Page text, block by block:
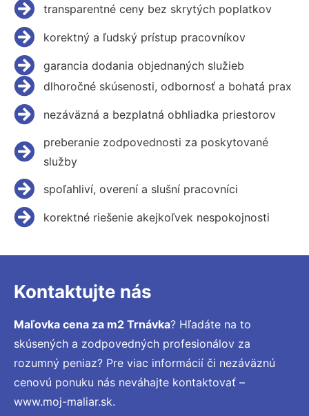
transparentné ceny bez skrytých poplatkov
korektný a ľudský prístup pracovníkov
garancia dodania objednaných služieb
dlhoročné skúsenosti, odbornosť a bohatá prax
nezáväzná a bezplatná obhliadka priestorov
preberanie zodpovednosti za poskytované
služby
spoľahliví, overení a slušní pracovníci
korektné riešenie akejkoľvek nespokojnosti
Kontaktujte nás
Maľovka cena za m2 Trnávka? Hľadáte na to
skúsených a zodpovedných profesionálov za
rozumný peniaz? Pre viac informácií či nezáväznú
cenovú ponuku nás neváhajte kontaktovať –
www.moj-maliar.sk.